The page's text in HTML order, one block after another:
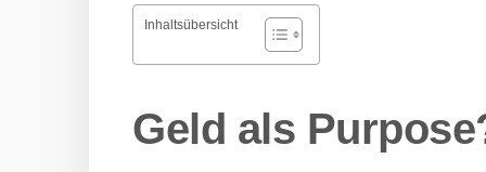
Inhaltsübersicht
Geld als